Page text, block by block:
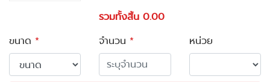
รวมทั้งสิ้น 0.00
ขนาด * จำนวน * หน่วย